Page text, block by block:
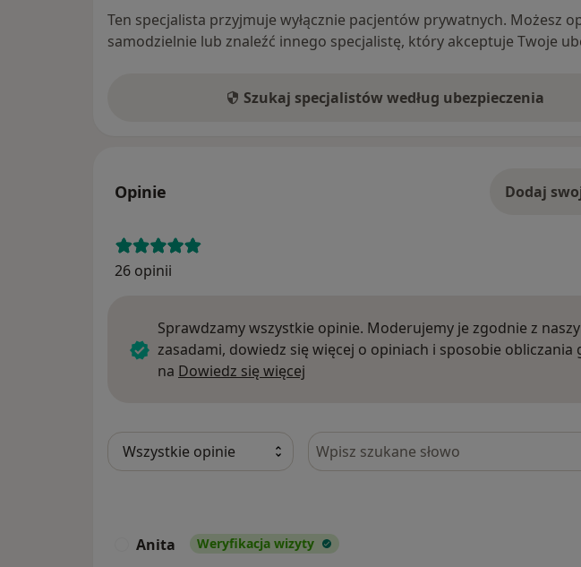
Ten specjalista przyjmuje wyłącznie pacjentów prywatnych. Możesz
samodzielnie lub znaleźć innego specjalistę, który akceptuje Twoje
Szukaj specjalistów według ubezpieczenia
Opinie Dodaj
26 opinii
Sprawdzamy wszystkie opinie. Moderujemy je zgodnie z
zasadami, dowiedz się więcej o opiniach i sposobie obliczania
na Dowiedz się więcej
Szukaj w opiniach
Anita Weryfikacja wizyty